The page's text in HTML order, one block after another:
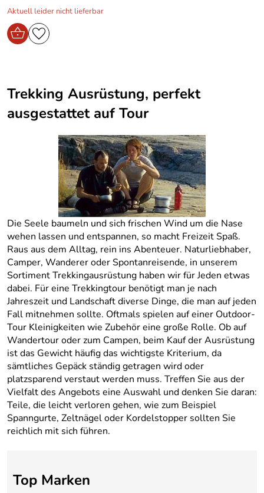
Aktuell leider nicht lieferbar
Trekking Ausrüstung, perfekt
ausgestattet auf Tour
Die Seele baumeln und sich frischen Wind um die Nase
wehen lassen und entspannen, so macht Freizeit Spaß.
Raus aus dem Alltag, rein ins Abenteuer. Naturliebhaber,
Camper, Wanderer oder Spontanreisende, in unserem
Sortiment Trekkingausrüstung haben wir für Jeden etwas
dabei. Für eine Trekkingtour benötigt man je nach
Jahreszeit und Landschaft diverse Dinge, die man auf jeden
Fall mitnehmen sollte. Oftmals spielen auf einer Outdoor-
Tour Kleinigkeiten wie Zubehör eine große Rolle. Ob auf
Wandertour oder zum Campen, beim Kauf der Ausrüstung
ist das Gewicht häufig das wichtigste Kriterium, da
sämtliches Gepäck ständig getragen wird oder
platzsparend verstaut werden muss. Treffen Sie aus der
Vielfalt des Angebots eine Auswahl und denken Sie daran:
Teile, die leicht verloren gehen, wie zum Beispiel
Spanngurte, Zeltnägel oder Kordelstopper sollten Sie
reichlich mit sich führen.
Top Marken